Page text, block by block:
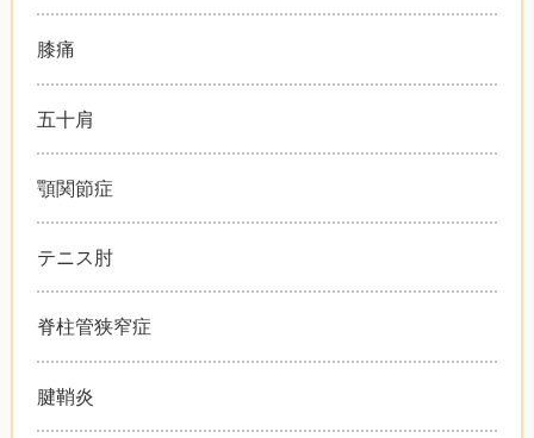
膝痛
五十肩
顎関節症
テニス肘
脊柱管狭窄症
腱鞘炎